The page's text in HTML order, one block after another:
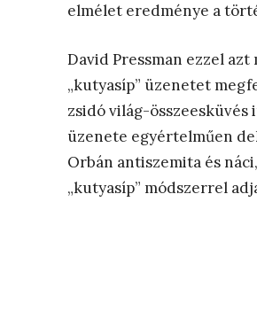
elmélet eredménye a
David Pressman ezzel
„kutyasíp” üzenetet
zsidó világ-
üzenete egyértelműen
Orbán antiszemita és
„kutyasíp” módszerrel